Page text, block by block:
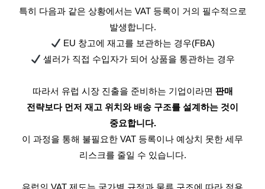
특히 다음과 같은 상황에서는 VAT 등록이 거의 필수적으로
발생합니다.
EU 창고에 재고를 보관하는 경우(FBA)
셀러가 직접 수입자가 되어 상품을 통관하는 경우
따라서 유럽 시장 진출을 준비하는 기업이라면 판매
전략보다 먼저 재고 위치와 배송 구조를 설계하는 것이
중요합니다.
이 과정을 통해 불필요한 VAT 등록이나 예상치 못한 세무
리스크를 줄일 수 있습니다.
유럽의 VAT 제도는 국가별 규정과 물류 구조에 따라 적용